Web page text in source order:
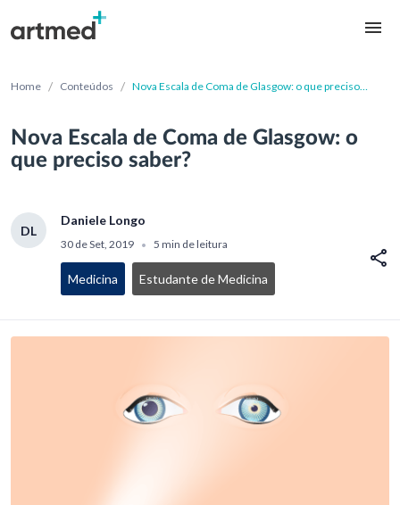
Home / Conteúdos / Nova Escala de Coma de Glasgow: o que preciso
Nova Escala de Coma de Glasgow: o
que preciso saber?
DL
Daniele Longo
30 de Set, 2019 • 5 min de leitura
Medicina Estudante de Medicina